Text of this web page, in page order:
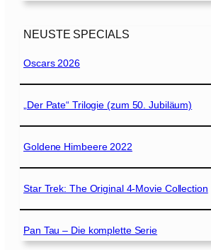
NEUSTE SPECIALS
Oscars 2026
„Der Pate“ Trilogie (zum 50. Jubiläum)
Goldene Himbeere 2022
Star Trek: The Original 4-Movie Collection
Pan Tau – Die komplette Serie